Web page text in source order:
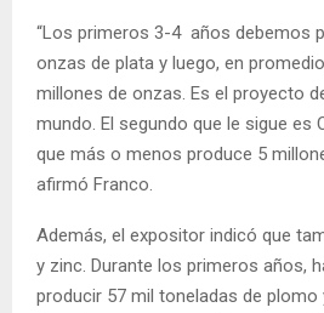
“Los primeros 3-4 años debemos
onzas de plata y luego, en
millones de onzas. Es el proyecto
mundo. El segundo que le sigue es
que más o menos produce 5
afirmó Franco.
Además, el expositor indicó que
y zinc. Durante los primeros años,
producir 57 mil toneladas de plomo